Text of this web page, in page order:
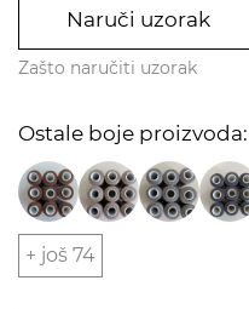
Naruči uzorak
Zašto naručiti uzorak
Ostale boje proizvoda:
+ još 74